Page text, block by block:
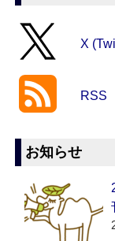
X
RSS
お知らせ